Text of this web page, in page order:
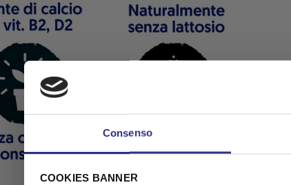
Consenso
COOKIES BANNER